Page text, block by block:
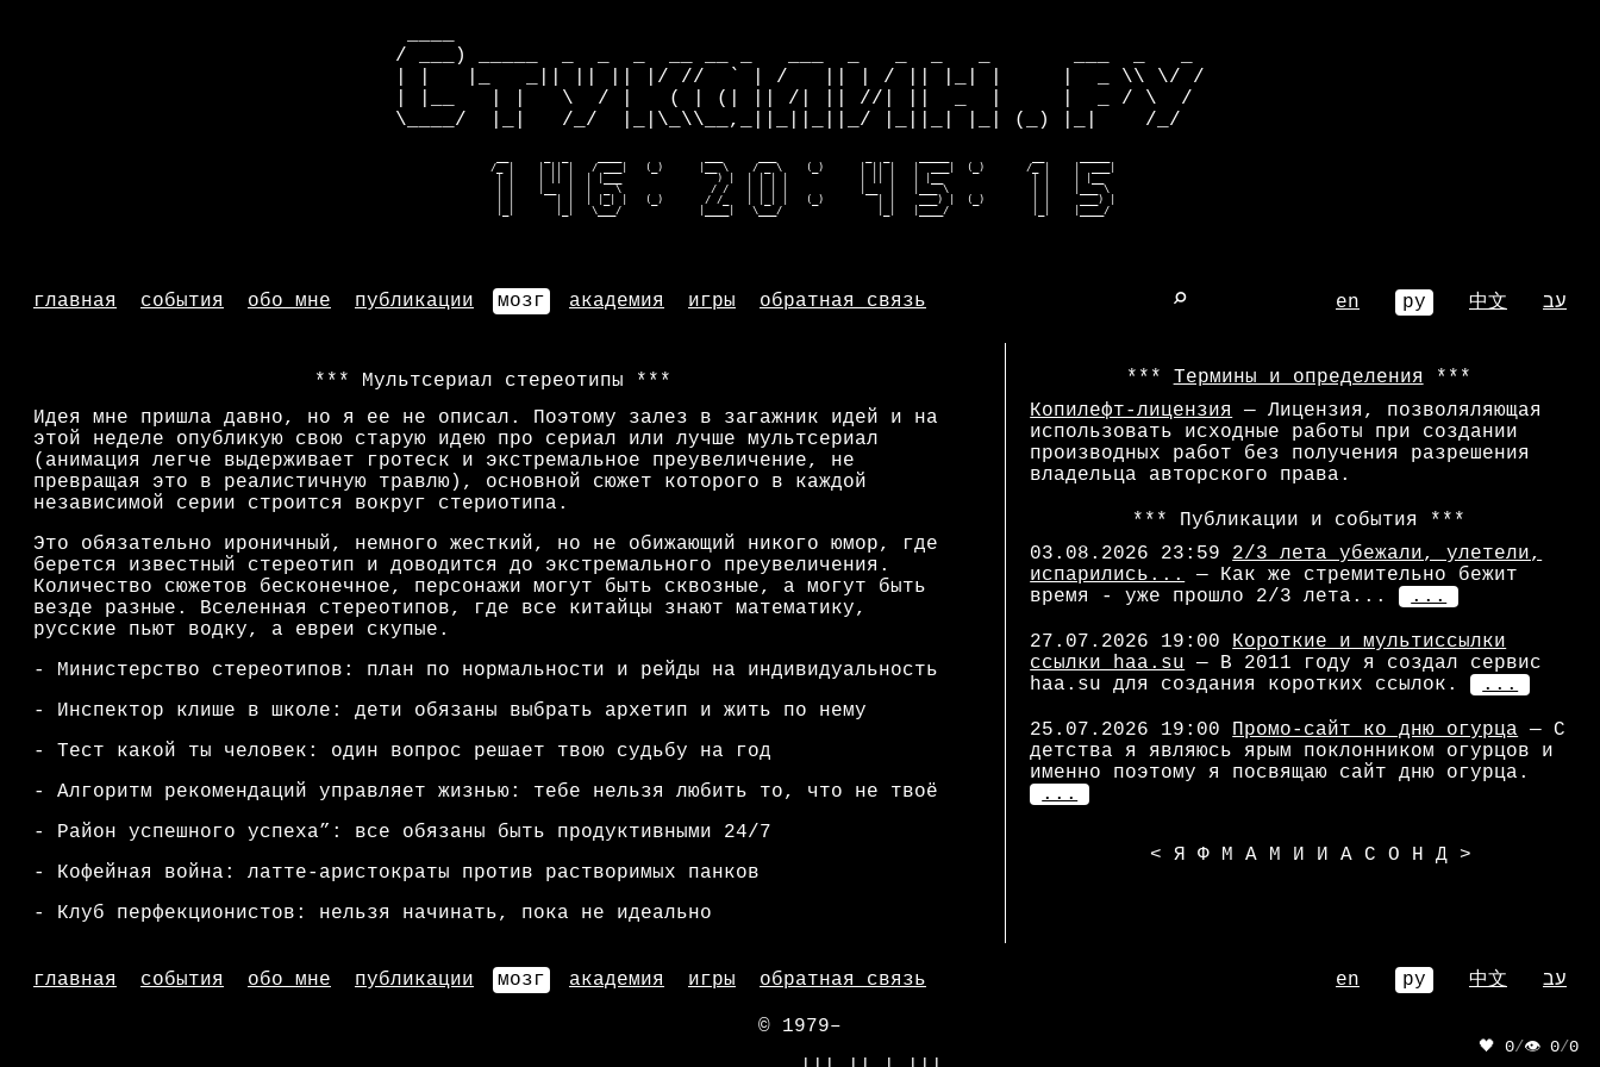
/ ___) _____  _  _  _  __ __ _   ___  _   _  _   _       ___  _   _
| |   |_   _|| || || |/ //  ` | /   || | / || |_| |     |  _ \\ \/ /
| |__   | |   \  / |   ( | (| || /| || //| ||  _  |     |  _ / \  /
\____/  |_|   /_/  |_|\_\\__,_||_||_||_/ |_||_| |_| (_) |_|    /_/
  /_ |    | || |   / ___|   (_)      |__ \    / _ \    (_)      | || |   |  ___|  (_)       /_ |    |  ___|
   | |    | || |  | |___                ) |  | | | |            | || |   | |__               | |    | |__
   | |    |__  |  |  _ \               / /   | | | |            |__  |   |___ \              | |    |___ \
   | |       | |  | |_| |   (_)       / /_   | |_| |   (_)         | |    ___) |  (_)        | |     ___) |
   |_|       |_|   \___/             |____|   \___/                |_|   |____/              |_|    |____/
главная события обо мне публикации мозг академия игры обратная связь ⌕ en ру 中文 עב
Мультсериал стереотипы
Идея мне пришла давно, но я ее не описал. Поэтому залез в загажник идей и на
этой неделе опубликую свою старую идею про сериал или лучше мультсериал
(анимация легче выдерживает гротеск и экстремальное преувеличение, не
превращая это в реалистичную травлю), основной сюжет которого в каждой
независимой серии строится вокруг стериотипа.
Это обязательно ироничный, немного жесткий, но не обижающий никого юмор, где
берется известный стереотип и доводится до экстремального преувеличения.
Количество сюжетов бесконечное, персонажи могут быть сквозные, а могут быть
везде разные. Вселенная стереотипов, где все китайцы знают математику,
русские пьют водку, а евреи скупые.
- Министерство стереотипов: план по нормальности и рейды на индивидуальность
- Инспектор клише в школе: дети обязаны выбрать архетип и жить по нему
- Тест какой ты человек: один вопрос решает твою судьбу на год
- Алгоритм рекомендаций управляет жизнью: тебе нельзя любить то, что не твоё
- Район успешного успеха”: все обязаны быть продуктивными 24/7
- Кофейная война: латте-аристократы против растворимых панков
- Клуб перфекционистов: нельзя начинать, пока не идеально
Термины и определения
Копилефт-лицензия
— Лицензия, позволяляющая
использовать исходные работы при создании
производных работ без получения разрешения
владельца авторского права.
Публикации и события
03.08.2026 23:59
2/3 лета убежали, улетели,
испарились...
— Как же стремительно бежит
время - уже прошло 2/3 лета...
...
27.07.2026 19:00
Короткие и мультиссылки
ссылки haa.su — В 2011 году я создал сервис
haa.su для создания коротких ссылок.
...
25.07.2026 19:00 Промо-сайт ко дню огурца — С
детства я являюсь ярым поклонником огурцов и
именно поэтому я посвящаю сайт дню огурца.
...
< Я Ф М А М И И А С О Н Д >
главная события обо мне публикации мозг академия игры обратная связь en ру 中文 עב
© 1979–
🖤 0/👁 0/0